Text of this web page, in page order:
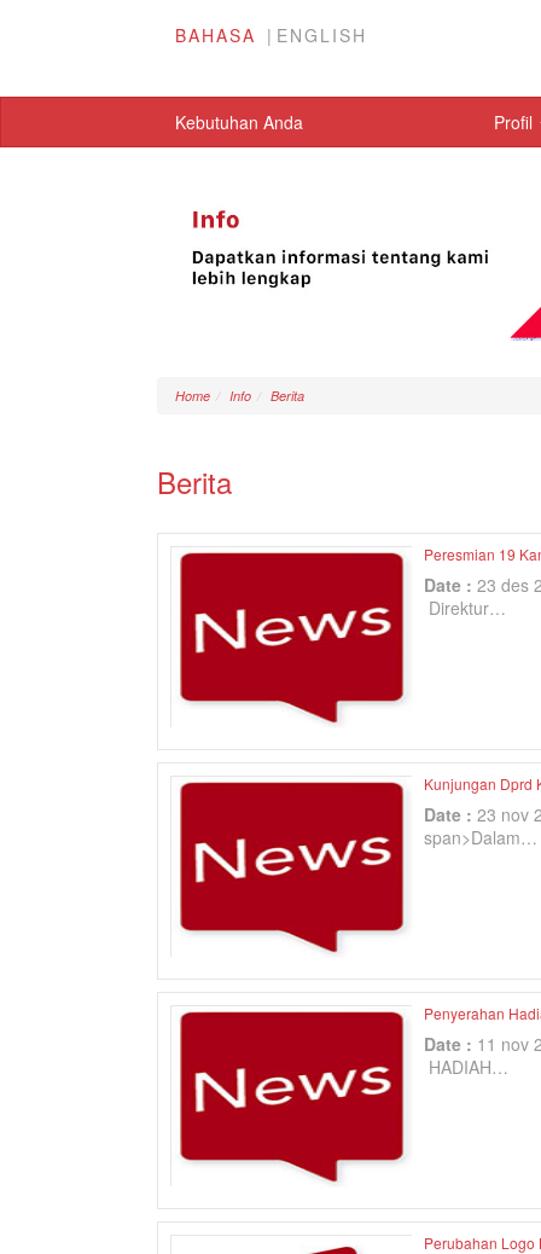
BAHASA ENGLISH
Kebutuhan Anda Profil
Home Info Berita
Berita
Peresmian 19
Date : 23 des
Direktur…
Kunjungan Dprd
Date : 23 nov
span>Dalam…
Penyerahan
Date : 11 nov
HADIAH…
Perubahan Logo